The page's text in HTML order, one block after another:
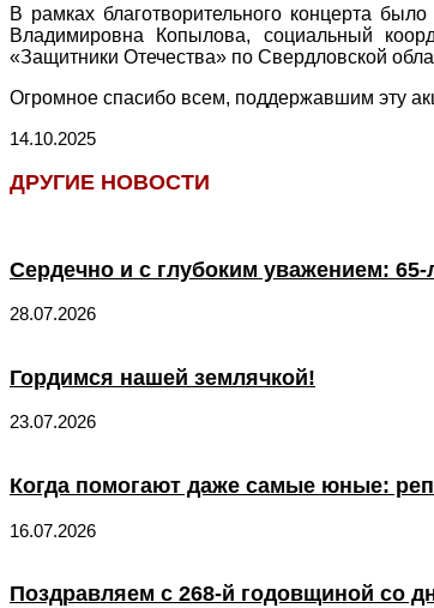
В рамках благотворительного концерта
Владимировна Копылова, социальный
«Защитники Отечества» по Свердловской
Огромное спасибо всем, поддержавшим эту
14.10.2025
ДРУГИЕ НОВОСТИ
Сердечно и с глубоким уважением:
28.07.2026
Гордимся нашей землячкой!
23.07.2026
Когда помогают даже самые юные:
16.07.2026
Поздравляем с 268-й годовщиной со